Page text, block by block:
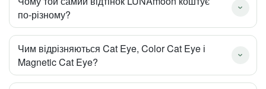
по-різному?
Чим відрізняються Cat Eye, Color Cat Eye і
Magnetic Cat Eye?